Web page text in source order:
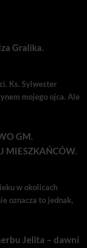
Gralika.
Ks. Sylwester
mojego ojca. Ale
GM.
MIESZKAŃCÓW.
w okolicach
oznacza to jednak,
Jelita – dawni